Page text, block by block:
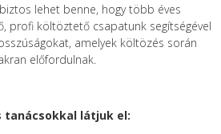
lehet benne, hogy több éves
profi költöztető csapatunk segítségével
amelyek költözés során
előfordulnak.
tanácsokkal látjuk el: